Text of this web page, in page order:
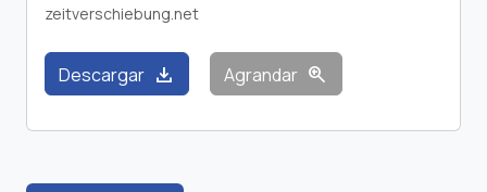
zeitverschiebung.net
Descargar download Agrandar zoom_in